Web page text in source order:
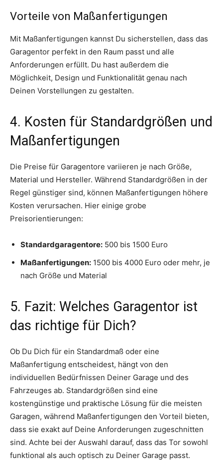
Vorteile von Maßanfertigungen
Mit Maßanfertigungen kannst Du sicherstellen, dass das
Garagentor perfekt in den Raum passt und alle
Anforderungen erfüllt. Du hast außerdem die
Möglichkeit, Design und Funktionalität genau nach
Deinen Vorstellungen zu gestalten.
4. Kosten für Standardgrößen und
Maßanfertigungen
Die Preise für Garagentore variieren je nach Größe,
Material und Hersteller. Während Standardgrößen in der
Regel günstiger sind, können Maßanfertigungen höhere
Kosten verursachen. Hier einige grobe
Preisorientierungen:
Standardgaragentore: 500 bis 1500 Euro
Maßanfertigungen: 1500 bis 4000 Euro oder mehr, je
nach Größe und Material
5. Fazit: Welches Garagentor ist
das richtige für Dich?
Ob Du Dich für ein Standardmaß oder eine
Maßanfertigung entscheidest, hängt von den
individuellen Bedürfnissen Deiner Garage und des
Fahrzeuges ab. Standardgrößen sind eine
kostengünstige und praktische Lösung für die meisten
Garagen, während Maßanfertigungen den Vorteil bieten,
dass sie exakt auf Deine Anforderungen zugeschnitten
sind. Achte bei der Auswahl darauf, dass das Tor sowohl
funktional als auch optisch zu Deiner Garage passt.